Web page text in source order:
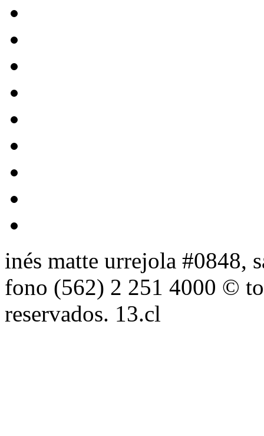
inés matte urrejola #0848,
fono (562) 2 251 4000 ©
reservados. 13.cl